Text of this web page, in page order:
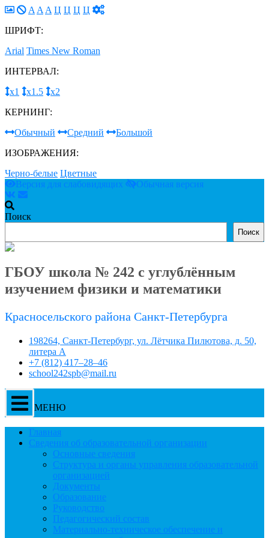
A A A Ц Ц Ц Ц
ШРИФТ:
Arial Times New Roman
ИНТЕРВАЛ:
х1
х1.5
х2
КЕРНИНГ:
Обычный
Средний
Большой
ИЗОБРАЖЕНИЯ:
Черно-белые Цветные
Версия для слабовидящих
Обычная версия
Поиск
Поиск
ГБОУ школа № 242 с углублённым
изучением физики и математики
Красносельского района Санкт-Петербурга
198264, Санкт-Петербург, ул. Лётчика Пилютова, д. 50,
литера А
+7 (812) 417–28–46
school242spb@mail.ru
МЕНЮ
Главная
Сведения об образовательной организации
Основные сведения
Структура и органы управления образовательной
организацией
Документы
Образование
Руководство
Педагогический состав
Материально-техническое обеспечение и